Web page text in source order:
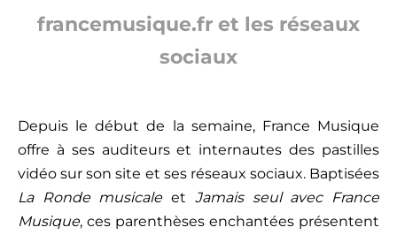
francemusique.fr et les réseaux
sociaux
Depuis le début de la semaine, France Musique
offre à ses auditeurs et internautes des pastilles
vidéo sur son site et ses réseaux sociaux. Baptisées
La Ronde musicaleet Jamais seul avec France
Musique, ces parenthèses enchantées présentent